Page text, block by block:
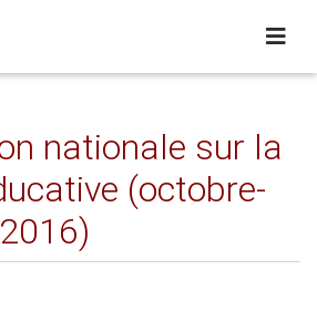
nationale sur la
(octobre-